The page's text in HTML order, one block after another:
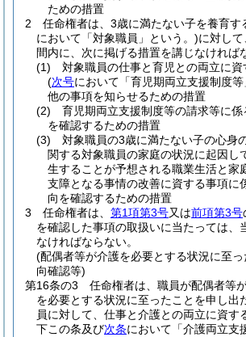
ための措置
2
任命権者は、3歳に満たない子を養育す
において「対象職員」という。)に対し
間内に、次に掲げる措置を講じなければ
(1)
対象職員の仕事と育児との両立に
(次号において「育児期両立支援制度
他の事項を知らせるための措置
(2)
育児期両立支援制度等の請求等に係
を確認するための措置
(3)
対象職員の3歳に満たない子の心身
関する対象職員の家庭の状況に起因し
生することが予想される職業生活と家
支障となる事情の改善に資する事項に
向を確認するための措置
3
任命権者は、 第1項第3号又は前項第3号
を確認した事項の取扱いに当たっては、
なければならない。
(配偶者等が介護を必要とする状況に至
向確認等)
第16条の3
任命権者は、職員が配偶者等
を必要とする状況に至ったことを申し出
員に対して、仕事と介護との両立に資す
下この条及び次条において「介護両立支